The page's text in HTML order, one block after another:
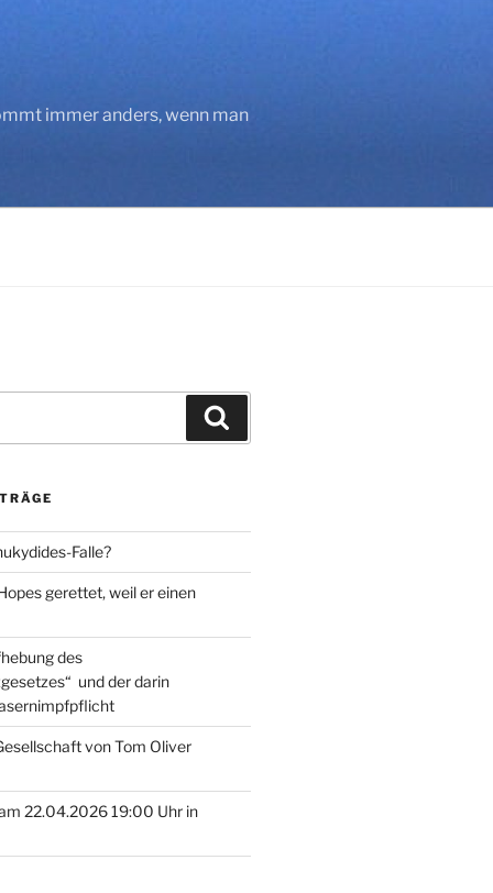
immer anders, wenn man
Falle?
gerettet, weil er einen
des
und der darin
von Tom Oliver
22.04.2026 19:00 Uhr in